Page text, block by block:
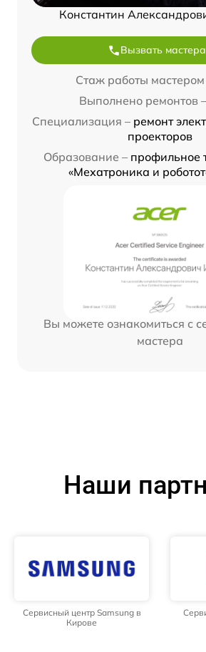
Константин
Вызвать мастера
Стаж работы мастером
Выполнено ремонтов –
Специализация – ремонт
проекторов
Образование – профильное
«Мехатроника и
Вы можете ознакомиться с
мастера
Наши
Сервисный центр Samsung в
Кирове